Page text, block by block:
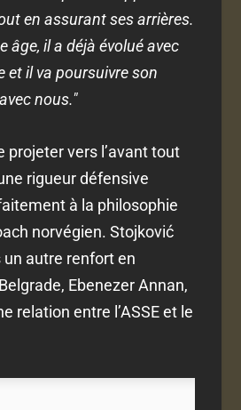
en assurant ses arrières.
âge, il a déjà évolué avec
et il va poursuivre son
nous."
projeter vers l’avant tout
rigueur défensive
à la philosophie
norvégien. Stojković
un autre renfort en
Ebenezer Annan,
relation entre l’ASSE et le